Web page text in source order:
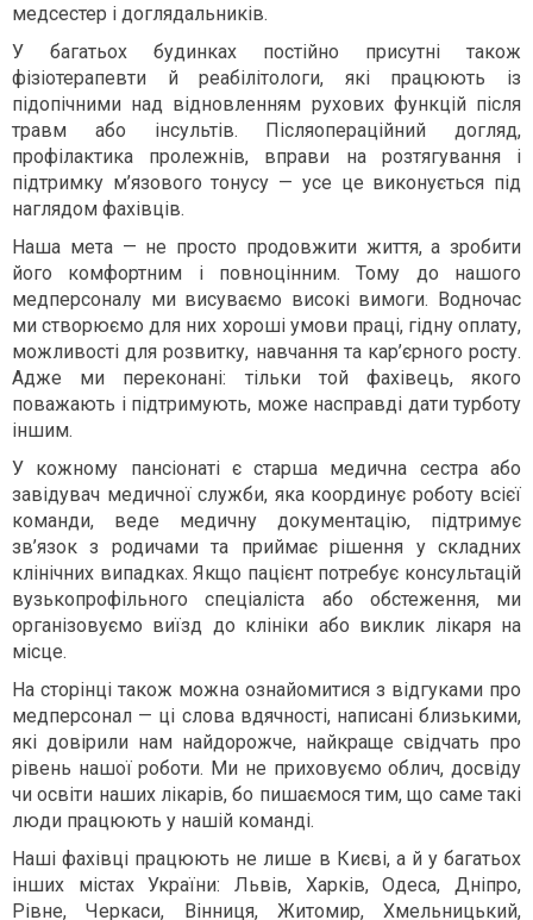
медсестер і доглядальників.
У багатьох будинках постійно присутні також
фізіотерапевти й реабілітологи, які працюють із
підопічними над відновленням рухових функцій після
травм або інсультів. Післяопераційний догляд,
профілактика пролежнів, вправи на розтягування і
підтримку м’язового тонусу — усе це виконується під
наглядом фахівців.
Наша мета — не просто продовжити життя, а зробити
його комфортним і повноцінним. Тому до нашого
медперсоналу ми висуваємо високі вимоги. Водночас
ми створюємо для них хороші умови праці, гідну оплату,
можливості для розвитку, навчання та кар’єрного росту.
Адже ми переконані: тільки той фахівець, якого
поважають і підтримують, може насправді дати турботу
іншим.
У кожному пансіонаті є старша медична сестра або
завідувач медичної служби, яка координує роботу всієї
команди, веде медичну документацію, підтримує
зв’язок з родичами та приймає рішення у складних
клінічних випадках. Якщо пацієнт потребує консультацій
вузькопрофільного спеціаліста або обстеження, ми
організовуємо виїзд до клініки або виклик лікаря на
місце.
На сторінці також можна ознайомитися з відгуками про
медперсонал — ці слова вдячності, написані близькими,
які довірили нам найдорожче, найкраще свідчать про
рівень нашої роботи. Ми не приховуємо облич, досвіду
чи освіти наших лікарів, бо пишаємося тим, що саме такі
люди працюють у нашій команді.
Наші фахівці працюють не лише в Києві, а й у багатьох
інших містах України: Львів, Харків, Одеса, Дніпро,
Рівне, Черкаси, Вінниця, Житомир, Хмельницький,